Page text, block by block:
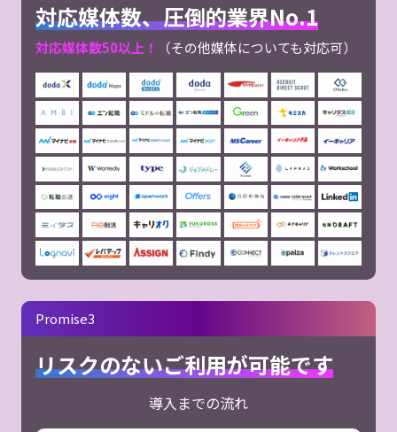
対応媒体数、圧倒的業界No.1
対応媒体数50以上！ （その他媒体についても対応可）
Promise3
リスクのないご利用が可能です
導入までの流れ